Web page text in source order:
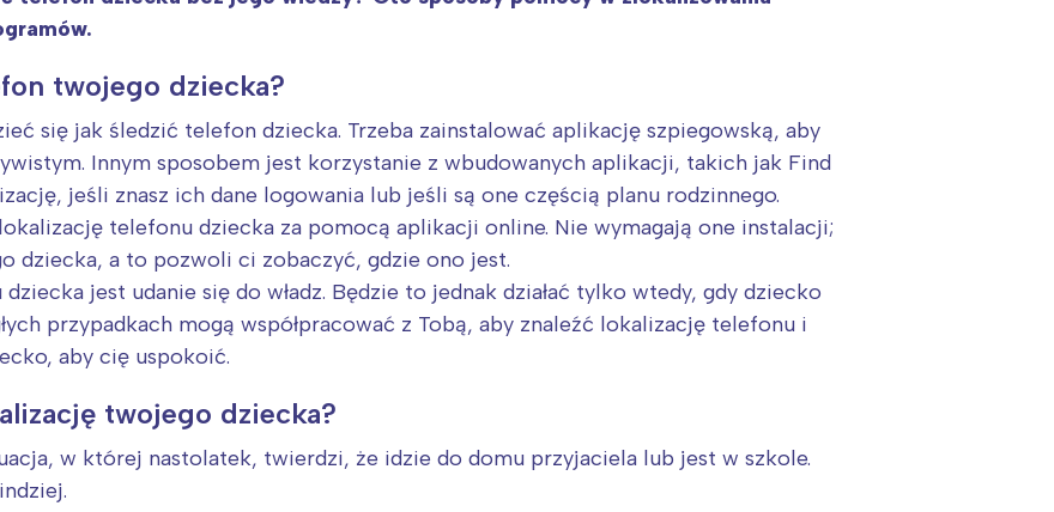
twojego dziecka?
się jak śledzić telefon dziecka. Trzeba zainstalować aplikację szpiegowską, aby
Innym sposobem jest korzystanie z wbudowanych aplikacji, takich jak Find
jeśli znasz ich dane logowania lub jeśli są one częścią planu rodzinnego.
telefonu dziecka za pomocą aplikacji online. Nie wymagają one instalacji;
dziecka, a to pozwoli ci zobaczyć, gdzie ono jest.
jest udanie się do władz. Będzie to jednak działać tylko wtedy, gdy dziecko
przypadkach mogą współpracować z Tobą, aby znaleźć lokalizację telefonu i
aby cię uspokoić.
twojego dziecka?
w której nastolatek, twierdzi, że idzie do domu przyjaciela lub jest w szkole.